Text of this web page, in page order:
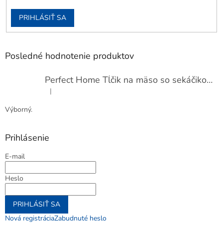
PRIHLÁSIŤ SA
Posledné hodnotenie produktov
Perfect Home Tĺčik na mäso so sekáčikom, 56893
Hodnotenie produktu je 5 z 5 hviezdičiek.
|
Výborný.
Prihlásenie
E-mail
Heslo
PRIHLÁSIŤ SA
Nová registráciaZabudnuté heslo